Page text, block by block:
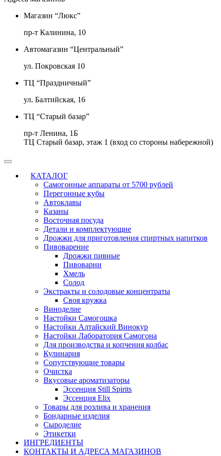
Магазин “Люкс”
пр-т Калинина, 10
Автомагазин “Центральный”
ул. Покровская 10
ТЦ “Праздничный”
ул. Балтийская, 16
ТЦ “Старый базар”
пр-т Ленина, 1Б
ТЦ Старый базар, этаж 1 (вход со стороны набережной)
КАТАЛОГ
Самогонные аппараты от 5700 рублей
Перегонные кубы
Автоклавы
Казаны
Восточная посуда
Детали и комплектующие
Дрожжи для приготовления спиртных напитков
Пивоварение
Дрожжи пивные
Пивоварни
Хмель
Солод
Экстракты и солодовые концентраты
Своя кружка
Виноделие
Настойки Самогошка
Настойки Алтайский Винокур
Настойки Лаборатория Самогона
Для производства и копчения колбас
Кулинария
Сопутствующие товары
Очистка
Вкусовые ароматизаторы
Эссенция Still Spirits
Эссенция Elix
Товары для розлива и хранения
Бондарные изделия
Cыроделие
Этикетки
ИНГРЕДИЕНТЫ
КОНТАКТЫ И АДРЕСА МАГАЗИНОВ